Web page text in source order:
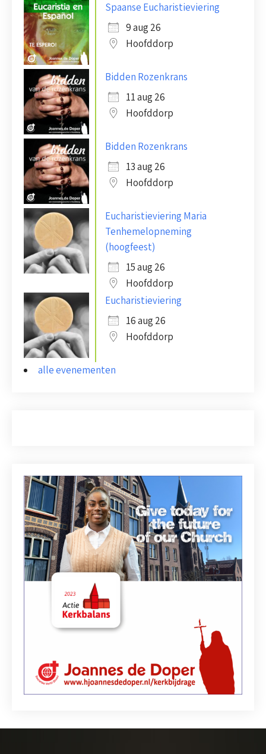
Spaanse Eucharistieviering
9 aug 26
Hoofddorp
Bidden Rozenkrans
11 aug 26
Hoofddorp
Bidden Rozenkrans
13 aug 26
Hoofddorp
Eucharistieviering Maria
Tenhemelopneming
(hoogfeest)
15 aug 26
Hoofddorp
Eucharistieviering
16 aug 26
Hoofddorp
alle evenementen